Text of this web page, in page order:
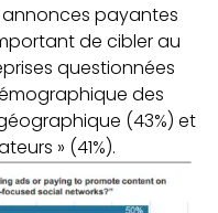
annonces payantes
de cibler au
questionnées
des
(43%) et
» (41%).